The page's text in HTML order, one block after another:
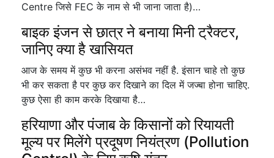
Centre जिसे FEC के नाम से भी जाना जाता है)…
बाइक इंजन से छात्र ने बनाया मिनी ट्रैक्टर,
जानिए क्या है खासियत
आज के समय में कुछ भी करना असंभव नहीं है. इंसान चाहे तो कुछ
भी कर सकता है पर कुछ कर दिखाने का दिल में जज्बा होना चाहिए.
कुछ ऐसा ही काम करके दिखाया है…
हरियाणा और पंजाब के किसानों को रियायती
मूल्य पर मिलेंगे प्रदूषण नियंत्रण (Pollution